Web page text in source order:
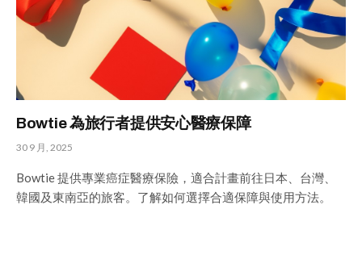
Bowtie 為旅行者提供安心醫療保障
30 9 月, 2025
Bowtie 提供專業癌症醫療保險，適合計畫前往日本、台灣、
韓國及東南亞的旅客。了解如何選擇合適保障與使用方法。